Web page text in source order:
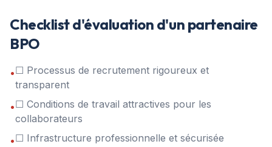
Checklist d'évaluation d'un partenaire
BPO
•☐ Processus de recrutement rigoureux et
transparent
•☐ Conditions de travail attractives pour les
collaborateurs
•☐ Infrastructure professionnelle et sécurisée